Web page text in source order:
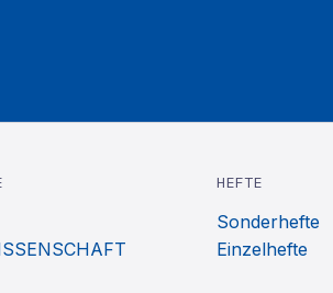
HEFTE
Sonderhefte
Einzelhefte